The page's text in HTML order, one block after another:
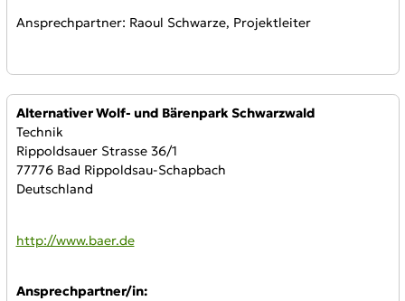
Ansprechpartner: Raoul Schwarze, Projektleiter
Anbieter:
Alternativer Wolf- und Bärenpark Schwarzwald
Technik
Rippoldsauer Strasse 36/1
77776 Bad Rippoldsau-Schapbach
Deutschland
WWW:
http://www.baer.de
Ansprechpartner/in: